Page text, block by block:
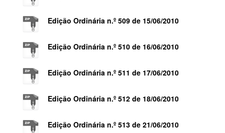
Edição Ordinária n.º 509 de 15/06/2010
Edição Ordinária n.º 510 de 16/06/2010
Edição Ordinária n.º 511 de 17/06/2010
Edição Ordinária n.º 512 de 18/06/2010
Edição Ordinária n.º 513 de 21/06/2010